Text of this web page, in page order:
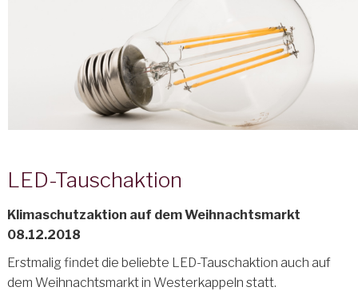
LED-Tauschaktion
Klimaschutzaktion auf dem Weihnachtsmarkt
08.12.2018
Erstmalig findet die beliebte LED-Tauschaktion auch auf
dem Weihnachtsmarkt in Westerkappeln statt.